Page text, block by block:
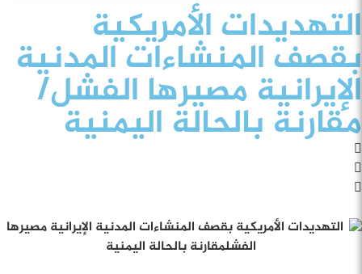
التهديدات الأمريكية
بقصف المنشاءات المدنية
الإيرانية مصيرها الفشل/
مقارنة بالحالة اليمنية